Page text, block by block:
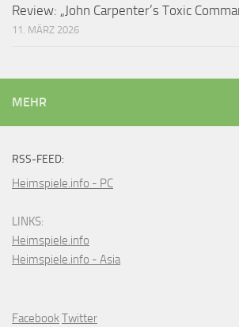
Review: „John Carpenter’s Toxic
11. MÄRZ 2026
MEHR
RSS-FEED:
Heimspiele.info - PC
LINKS:
Heimspiele.info
Heimspiele.info - Asia
FacebookTwitter